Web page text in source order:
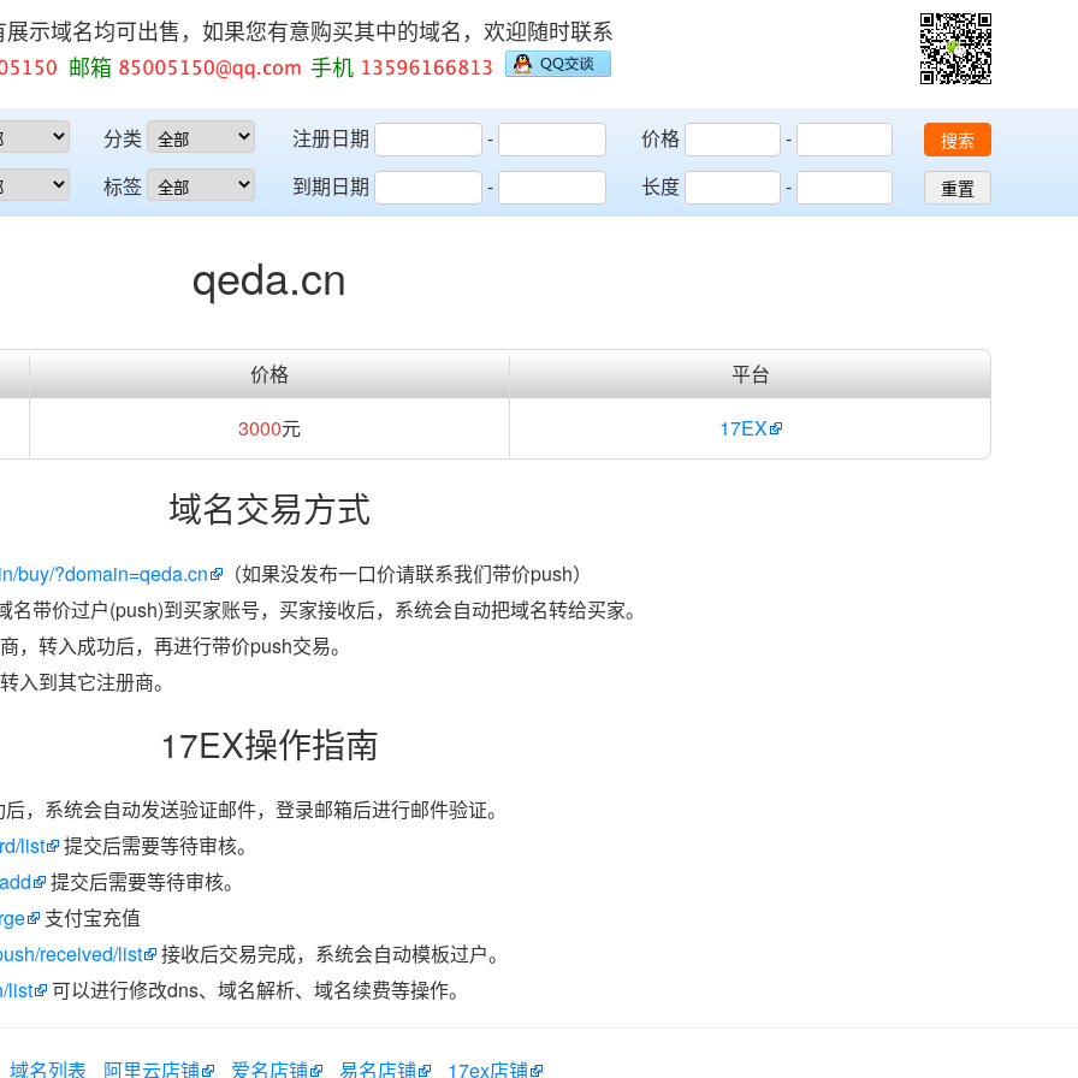
示域名均可出售，如果您有意购买其中的域名，欢迎随时联系
邮箱
手机
分类
标签
注册日期
-
到期日期
-
价格
-
长度
-
搜索
重置
qeda.cn
价格
平台
3000元 17EX
域名交易方式
buy/?domain=qeda.cn
（如果没发布一口价请联系我们带价push）
带价过户(push)到买家账号，买家接收后，系统会自动把域名转给买家。
，转入成功后，再进行带价push交易。
入到其它注册商。
17EX操作指南
，系统会自动发送验证邮件，登录邮箱后进行邮件验证。
list
提交后需要等待审核。
提交后需要等待审核。
支付宝充值
received/list
接收后交易完成，系统会自动模板过户。
list
可以进行修改dns、域名解析、域名续费等操作。
域名列表 阿里云店铺 爱名店铺 易名店铺 17ex店铺